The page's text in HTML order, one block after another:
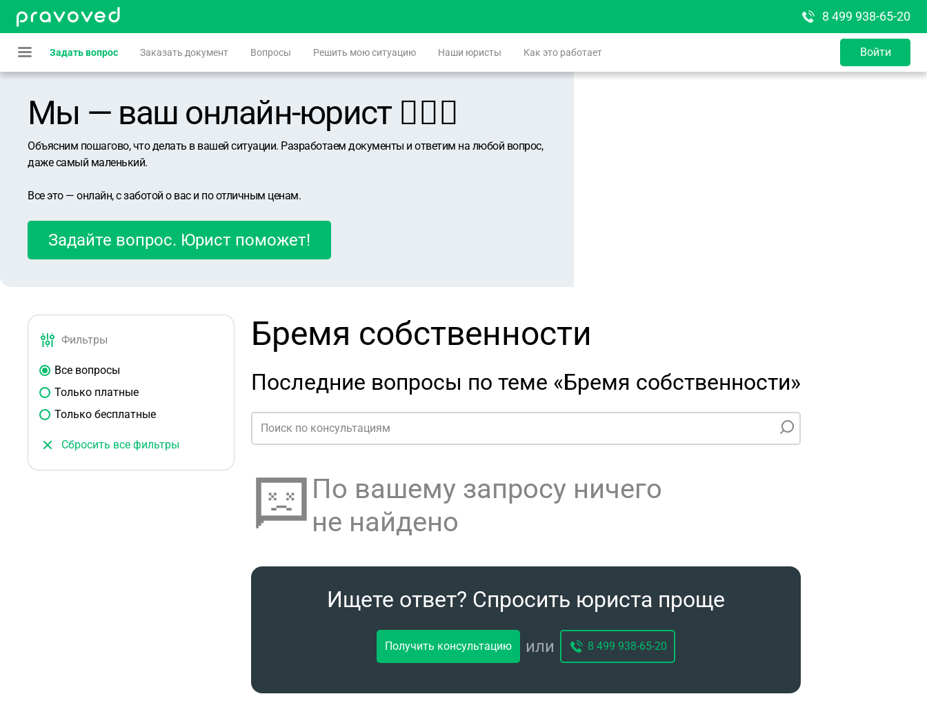
8 499 938-65-20
Задать вопрос Заказать документ Вопросы Решить мою ситуацию Наши юристы Как это работает Войти
Мы — ваш онлайн-юрист 👨🏻‍⚖️
Объясним пошагово, что делать в вашей ситуации. Разработаем документы и ответим на любой вопрос,
даже самый маленький.
Все это — онлайн, с заботой о вас и по отличным ценам.
Задайте вопрос. Юрист поможет!
Фильтры
Все вопросы
Только платные
Только бесплатные
Сбросить все фильтры
Бремя собственности
Последние вопросы по теме «Бремя собственности»
По вашему запросу ничего
не найдено
Ищете ответ? Спросить юриста проще
Получить консультацию или 8 499 938-65-20